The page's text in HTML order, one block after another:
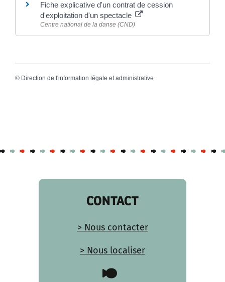
Fiche explicative d'un contrat de cession
d'exploitation d'un spectacle
Centre national de la danse (CND)
© Direction de l'information légale et administrative
CONTACT
> Nous contacter
> Nous localiser